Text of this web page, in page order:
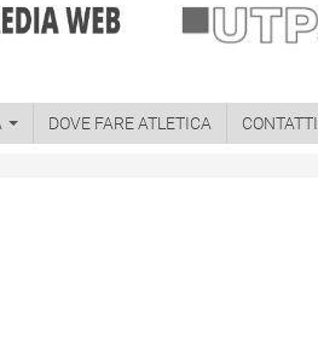
DOVE FARE ATLETICA CONTATTI